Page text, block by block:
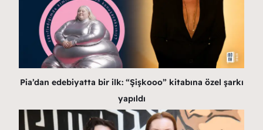
Pia’dan edebiyatta bir ilk: “Şişkooo” kitabına özel şarkı
yapıldı